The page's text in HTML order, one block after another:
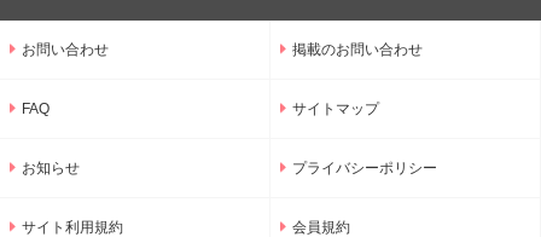
お問い合わせ 掲載のお問い合わせ
FAQ サイトマップ
お知らせ プライバシーポリシー
サイト利用規約 会員規約